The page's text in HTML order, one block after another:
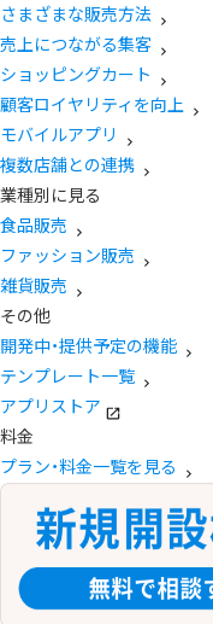
さまざまな販売方法
売上につながる集客
ショッピングカート
顧客ロイヤリティを向上
モバイルアプリ
複数店舗との連携
業種別に見る
食品販売
ファッション販売
雑貨販売
その他
開発中・提供予定の機能
テンプレート一覧
アプリストア
料金
プラン・料金一覧を見る